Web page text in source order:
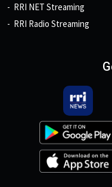
RRI NET Streaming
RRI Radio Streaming